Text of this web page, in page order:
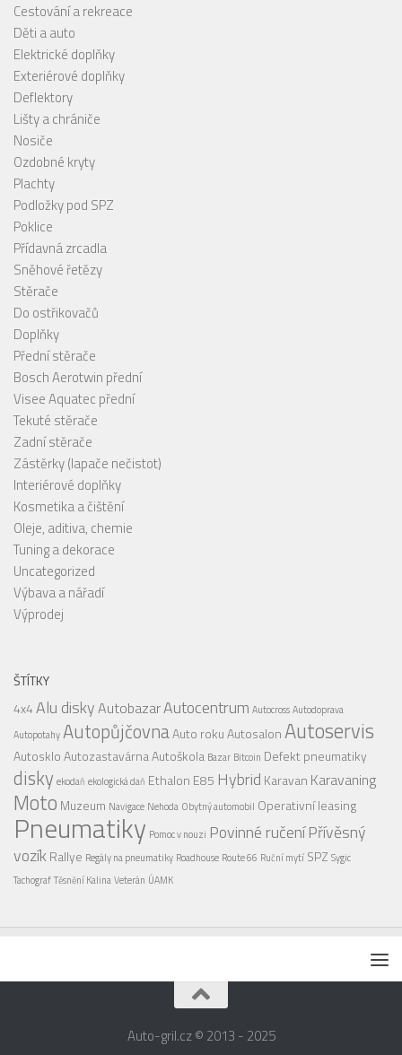
Cestování a rekreace
Děti a auto
Elektrické doplňky
Exteriérové doplňky
Deflektory
Lišty a chrániče
Nosiče
Ozdobné kryty
Plachty
Podložky pod SPZ
Poklice
Přídavná zrcadla
Sněhové řetězy
Stěrače
Do ostřikovačů
Doplňky
Přední stěrače
Bosch Aerotwin přední
Visee Aquatec přední
Tekuté stěrače
Zadní stěrače
Zástěrky (lapače nečistot)
Interiérové doplňky
Kosmetika a čištění
Oleje, aditiva, chemie
Tuning a dekorace
Uncategorized
Výbava a nářadí
Výprodej
ŠTÍTKY
4x4Alu diskyAutobazarAutocentrum AutocrossAutodoprava
AutopotahyAutopůjčovnaAuto rokuAutosalonAutoservis
AutoskloAutozastavárnaAutoškola Bazar Bitcoin Defekt pneumatiky
disky ekodaň ekologická daň Ethalon E85 Hybrid Karavan Karavaning
Moto Muzeum Navigace Nehoda Obytný automobil Operativní leasing
Pneumatiky Pomoc v nouzi Povinné ručeníPřívěsný
vozíkRallye Regály na pneumatiky Roadhouse Route 66 Ruční mytí SPZ Sygic
TachografTěsnění KalinaVeterán ÚAMK
Auto-gril.cz © 2013 - 2025